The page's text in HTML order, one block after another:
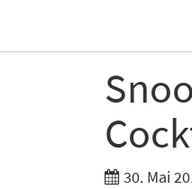
30. Mai
Branche
Ich